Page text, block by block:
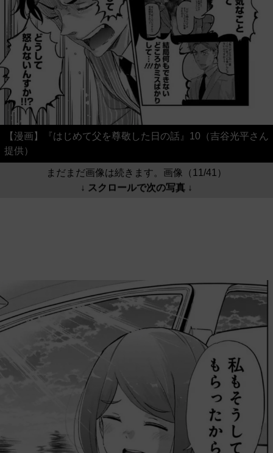
【漫画】『はじめて父を尊敬した日の話』10（吉谷光平さん
提供）
まだまだ画像は続きます。画像（11/41）
↓ スクロールで次の写真 ↓